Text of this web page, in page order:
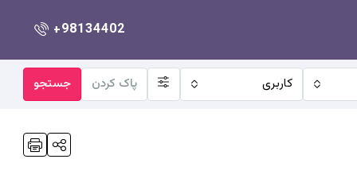
+98134402
کاربری پاک کردن جستجو